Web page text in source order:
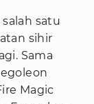
satu
sihir
Sama
Magic